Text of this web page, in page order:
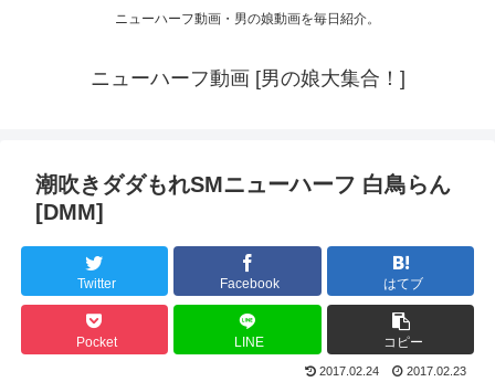
ニューハーフ動画・男の娘動画を毎日紹介。
ニューハーフ動画 [男の娘大集合！]
潮吹きダダもれSMニューハーフ 白鳥らん
[DMM]
Twitter Facebook はてブ
Pocket LINE コピー
2017.02.24 2017.02.23